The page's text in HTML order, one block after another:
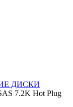
ДИСКИ
7.2K Hot Plug